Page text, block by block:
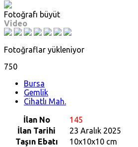
Fotoğrafı büyüt
Video
Fotoğraflar yükleniyor
750
Bursa
Gemlik
Cihatlı Mah.
İlan No
145
İlan Tarihi
23 Aralık 2025
Taşın Ebatı
10x10x10 cm